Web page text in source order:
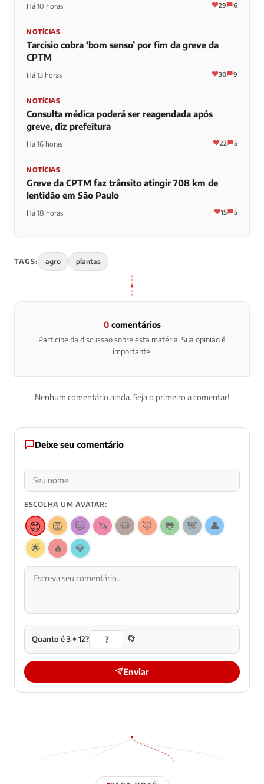
Há 10 horas 29 6
NOTÍCIAS
Tarcisio cobra ‘bom senso’ por fim da greve da
CPTM
Há 13 horas 30 9
NOTÍCIAS
Consulta médica poderá ser reagendada após
greve, diz prefeitura
Há 16 horas 22 5
NOTÍCIAS
Greve da CPTM faz trânsito atingir 708 km de
lentidão em São Paulo
Há 18 horas 15 5
TAGS: agro plantas
0comentários
Participe da discussão sobre esta matéria. Sua opinião é
importante.
Nenhum comentário ainda. Seja o primeiro a comentar!
Deixe seu comentário
ESCOLHA UM AVATAR:
😊 🦁 🐱 🦄 🐶 🦊 🐸 🐼
👤
🌟
🔥 💎
Quanto é 3 + 12? 🔄
Enviar